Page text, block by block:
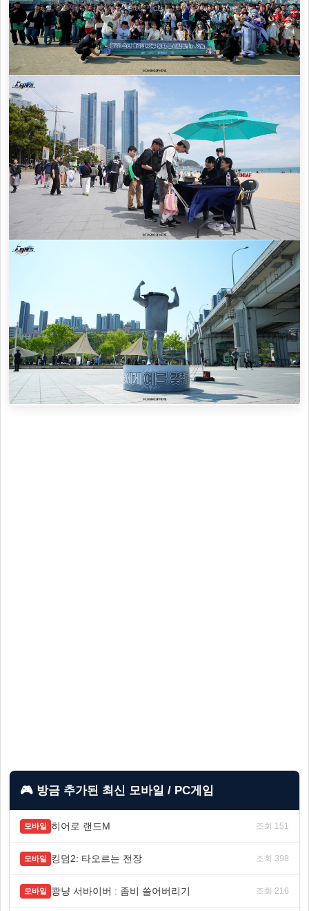
🎮 방금 추가된 최신 모바일 / PC게임
모바일 히어로 랜드M 조회 151
모바일 킹덤2: 타오르는 전장 조회 398
모바일 쾅냥 서바이버 : 좀비 쓸어버리기 조회 216